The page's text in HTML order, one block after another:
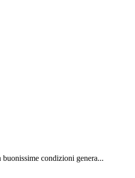
condizioni genera...